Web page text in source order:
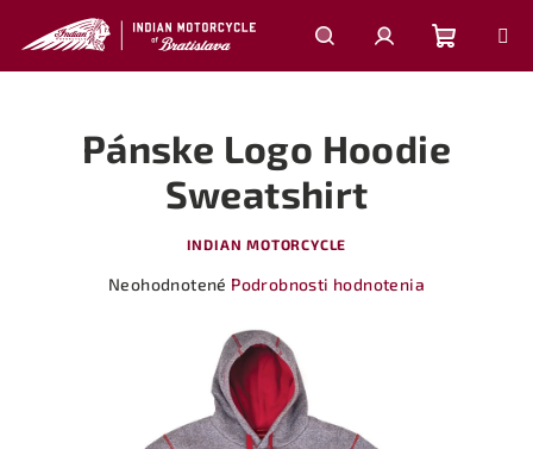
obsah
HľadaťPrihlásenie
košík
Pánske Logo Hoodie
Sweatshirt
INDIAN MOTORCYCLE
Priemerné
Neohodnotené Podrobnosti hodnotenia